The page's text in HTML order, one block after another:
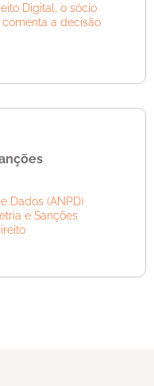
Digital, o sócio
comenta a decisão
Dados (ANPD)
e Sanções